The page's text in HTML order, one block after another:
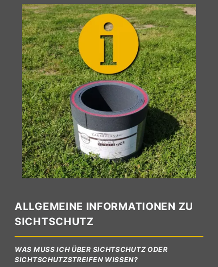
ALLGEMEINE INFORMATIONEN ZU
SICHTSCHUTZ
WAS MUSS ICH ÜBER SICHTSCHUTZ ODER
SICHTSCHUTZSTREIFEN WISSEN?